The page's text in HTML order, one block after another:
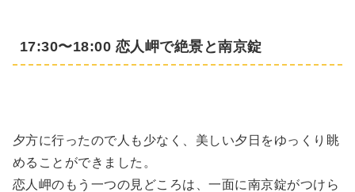
17:30〜18:00 恋人岬で絶景と南京錠
夕方に行ったので人も少なく、美しい夕日をゆっくり眺
めることができました。
恋人岬のもう一つの見どころは、一面に南京錠がつけら